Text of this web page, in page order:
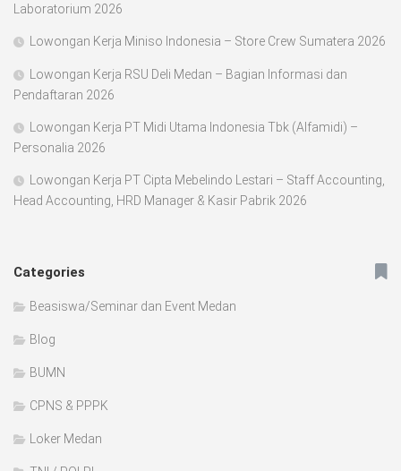
Laboratorium 2026
Lowongan Kerja Miniso Indonesia – Store Crew Sumatera 2026
Lowongan Kerja RSU Deli Medan – Bagian Informasi dan
Pendaftaran 2026
Lowongan Kerja PT Midi Utama Indonesia Tbk (Alfamidi) –
Personalia 2026
Lowongan Kerja PT Cipta Mebelindo Lestari – Staff Accounting,
Head Accounting, HRD Manager & Kasir Pabrik 2026
Categories
Beasiswa/Seminar dan Event Medan
Blog
BUMN
CPNS & PPPK
Loker Medan